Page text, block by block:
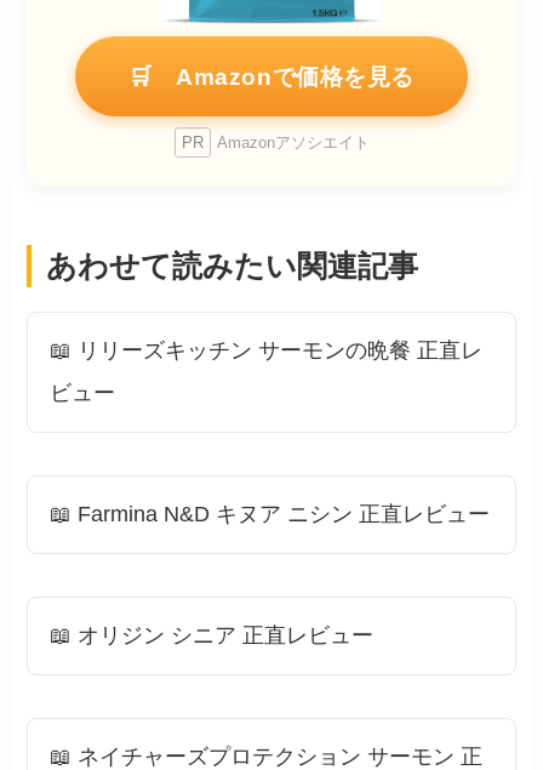
🛒 Amazonで価格を見る
PR Amazonアソシエイト
あわせて読みたい関連記事
📖 リリーズキッチン サーモンの晩餐 正直レ
ビュー
📖 Farmina N&D キヌア ニシン 正直レビュー
📖 オリジン シニア 正直レビュー
📖 ネイチャーズプロテクション サーモン 正